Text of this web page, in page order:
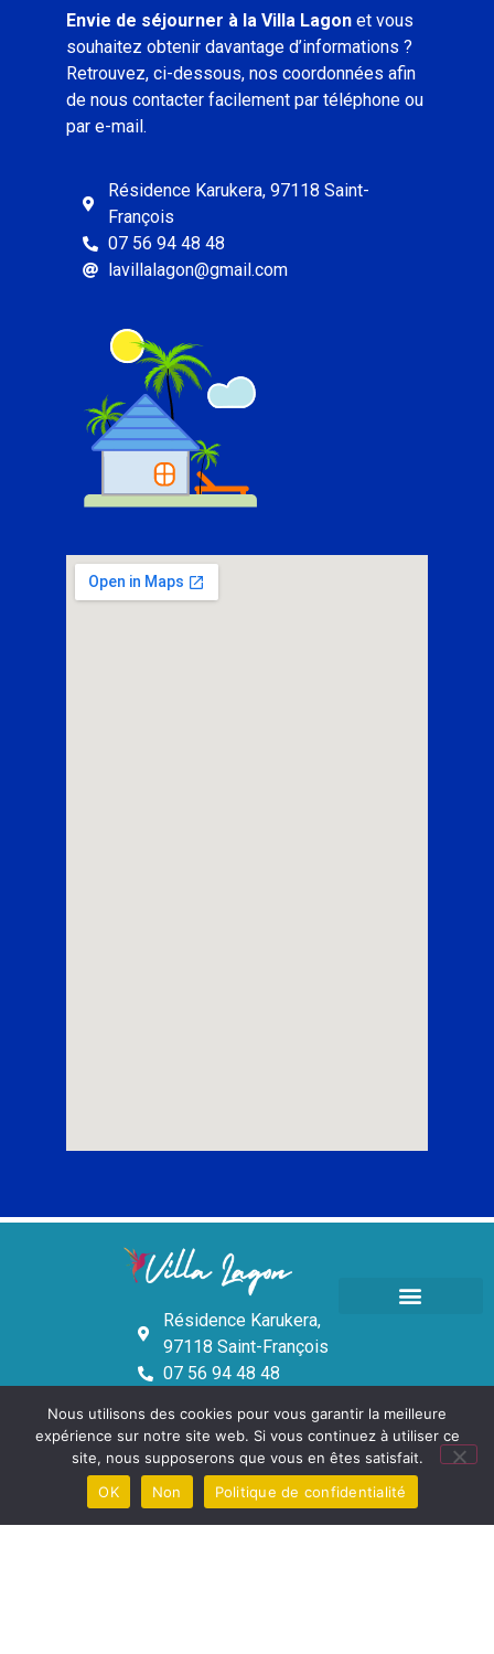
Envie de séjourner à la Villa Lagon et vous
souhaitez obtenir davantage d’informations ?
Retrouvez, ci-dessous, nos coordonnées afin
de nous contacter facilement par téléphone ou
par e-mail.
Résidence Karukera, 97118 Saint-
François
07 56 94 48 48
lavillalagon@gmail.com
Résidence Karukera,
97118 Saint-François
07 56 94 48 48
Retrouvez toute l'actualité de la villa
Nous utilisons des cookies pour vous garantir la meilleure
expérience sur notre site web. Si vous continuez à utiliser ce
site, nous supposerons que vous en êtes satisfait.
OK
Non Politique de confidentialité